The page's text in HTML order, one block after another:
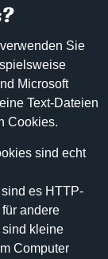
Sie
Microsoft
Text-Dateien
Cookies.
sind echt
es HTTP-
andere
kleine
Computer